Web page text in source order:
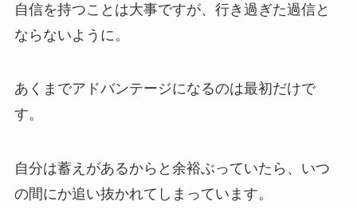
自信を持つことは大事ですが、行き過ぎた過信と
ならないように。
あくまでアドバンテージになるのは最初だけで
す。
自分は蓄えがあるからと余裕ぶっていたら、いつ
の間にか追い抜かれてしまっています。